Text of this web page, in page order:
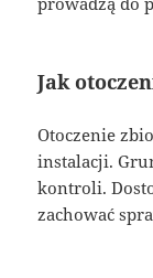
Jak
Otoczenie
instalacji.
kontroli.
zachować